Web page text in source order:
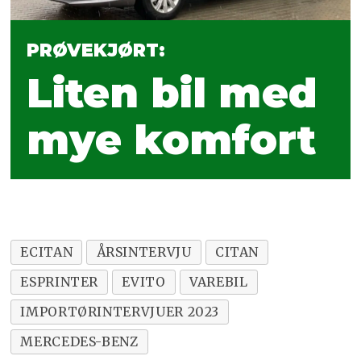
Kjetil Myhre, konserndirektør
Mercedes-Benz Norge i Bertel O.
51 forhandlere selger Mercedes-Benz
varebil i Norge.
PRØVEKJØRT:
Liten bil med
mye komfort
ECITAN ÅRSINTERVJU
CITAN
ESPRINTER
EVITO
VAREBIL
IMPORTØRINTERVJUER 2023
MERCEDES-BENZ